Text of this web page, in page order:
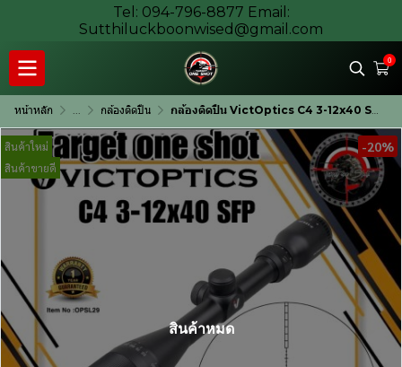
Tel: 094-796-8877 Email:
Sutthiluckboonwised@gmail.com
0
หน้าหลัก ... กล้องติดปืน กล้องติดปืน VictOptics C4 3-12x40 SFP กล้องเล็งสายล่า
สินค้าใหม่
สินค้าขายดี
-20%
สินค้าหมด